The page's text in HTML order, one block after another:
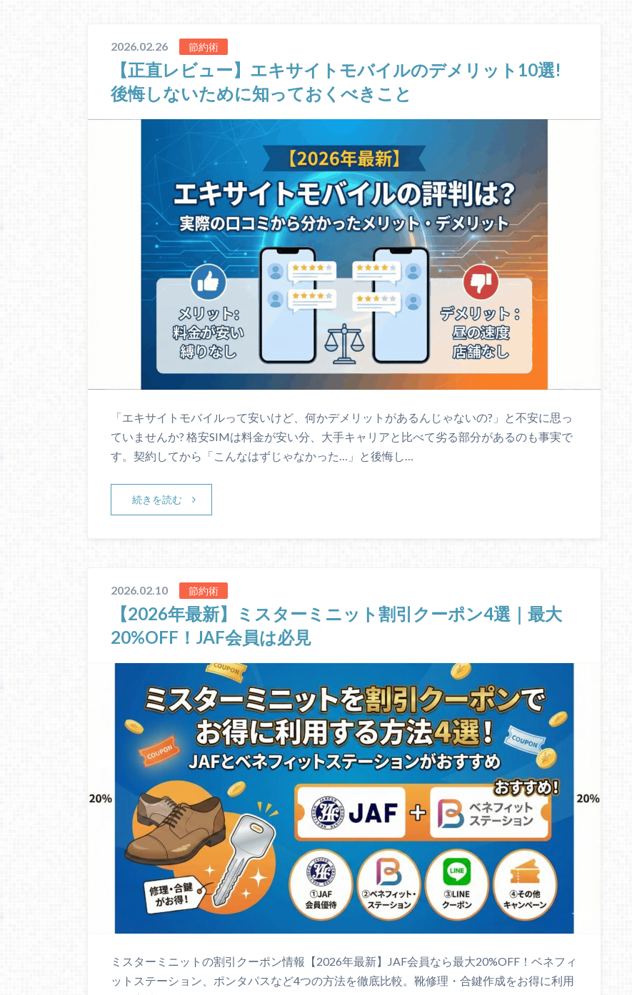
2026.02.26 節約術
【正直レビュー】エキサイトモバイルのデメリット10選!
後悔しないために知っておくべきこと
「エキサイトモバイルって安いけど、何かデメリットがあるんじゃないの?」と不安に思っ
ていませんか? 格安SIMは料金が安い分、大手キャリアと比べて劣る部分があるのも事実で
す。契約してから「こんなはずじゃなかった…」と後悔し…
続きを読む
2026.02.10 節約術
【2026年最新】ミスターミニット割引クーポン4選｜最大
20%OFF！JAF会員は必見
ミスターミニットの割引クーポン情報【2026年最新】JAF会員なら最大20%OFF！ベネフィ
ットステーション、ポンタパスなど4つの方法を徹底比較。靴修理・合鍵作成をお得に利用